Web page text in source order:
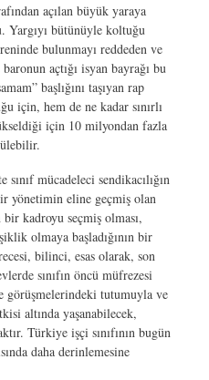
açılan büyük yaraya
Yargıyı bütünüyle koltuğu
bulunmayı reddeden ve
açtığı isyan bayrağı bu
başlığını taşıyan rap
için, hem de ne kadar sınırlı
için 10 milyondan fazla
mücadeleci sendikacılığın
yönetimin eline geçmiş olan
kadroyu seçmiş olması,
olmaya başladığının bir
bilinci, esas olarak, son
sınıfın öncü müfrezesi
görüşmelerindeki tutumuyla ve
altında yaşanabilecek,
Türkiye işçi sınıfının bugün
daha derinlemesine